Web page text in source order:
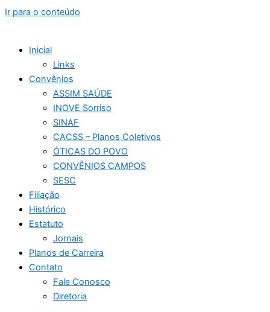
Ir para o conteúdo
Inicial
Links
Convênios
ASSIM SAÚDE
INOVE Sorriso
SINAF
CACSS – Planos Coletivos
ÓTICAS DO POVO
CONVÊNIOS CAMPOS
SESC
Filiação
Histórico
Estatuto
Jornais
Planos de Carreira
Contato
Fale Conosco
Diretoria